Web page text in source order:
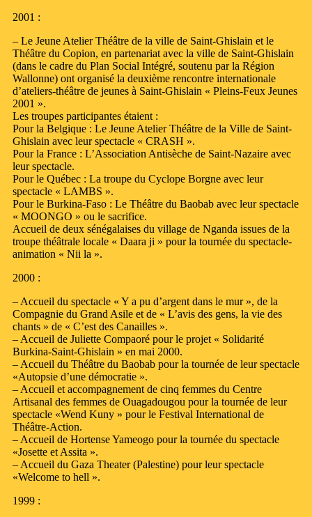
2001 :
– Le Jeune Atelier Théâtre de la ville de Saint-Ghislain et le
Théâtre du Copion, en partenariat avec la ville de Saint-Ghislain
(dans le cadre du Plan Social Intégré, soutenu par la Région
Wallonne) ont organisé la deuxième rencontre internationale
d’ateliers-théâtre de jeunes à Saint-Ghislain « Pleins-Feux Jeunes
2001 ».
Les troupes participantes étaient :
Pour la Belgique : Le Jeune Atelier Théâtre de la Ville de Saint-
Ghislain avec leur spectacle « CRASH ».
Pour la France : L’Association Antisèche de Saint-Nazaire avec
leur spectacle.
Pour le Québec : La troupe du Cyclope Borgne avec leur
spectacle « LAMBS ».
Pour le Burkina-Faso : Le Théâtre du Baobab avec leur spectacle
« MOONGO » ou le sacrifice.
Accueil de deux sénégalaises du village de Nganda issues de la
troupe théâtrale locale « Daara ji » pour la tournée du spectacle-
animation « Nii la ».
2000 :
– Accueil du spectacle « Y a pu d’argent dans le mur », de la
Compagnie du Grand Asile et de « L’avis des gens, la vie des
chants » de « C’est des Canailles ».
– Accueil de Juliette Compaoré pour le projet « Solidarité
Burkina-Saint-Ghislain » en mai 2000.
– Accueil du Théâtre du Baobab pour la tournée de leur spectacle
«Autopsie d’une démocratie ».
– Accueil et accompagnement de cinq femmes du Centre
Artisanal des femmes de Ouagadougou pour la tournée de leur
spectacle «Wend Kuny » pour le Festival International de
Théâtre-Action.
– Accueil de Hortense Yameogo pour la tournée du spectacle
«Josette et Assita ».
– Accueil du Gaza Theater (Palestine) pour leur spectacle
«Welcome to hell ».
1999 :